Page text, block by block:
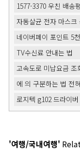
1577-3370 우친 배송
자동살균 전자 마스크
네이버페이 포인트 5
TV수신료 안내는 법
고속도로 미납요금 조
에 의 구분하는 법 전
로지텍 g102 드라이
'여행/국내여행'